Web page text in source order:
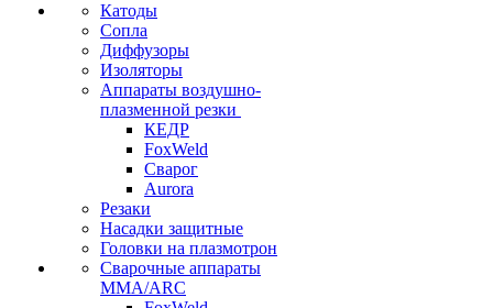
Катоды
Сопла
Диффузоры
Изоляторы
Аппараты воздушно-
плазменной резки
КЕДР
FoxWeld
Сварог
Aurora
Резаки
Насадки защитные
Головки на плазмотрон
Сварочные аппараты
MMA/ARC